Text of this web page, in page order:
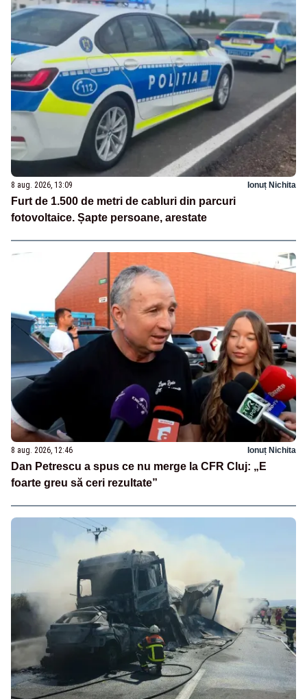
8 aug. 2026, 13:09 Ionuț Nichita
Furt de 1.500 de metri de cabluri din parcuri
fotovoltaice. Șapte persoane, arestate
8 aug. 2026, 12:46 Ionuț Nichita
Dan Petrescu a spus ce nu merge la CFR Cluj: „E
foarte greu să ceri rezultate”